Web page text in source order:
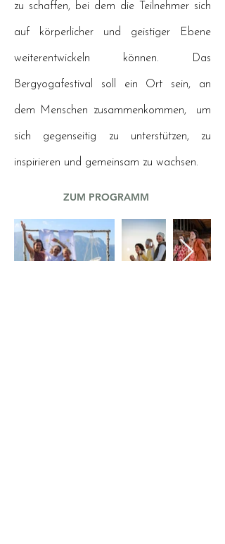
zu schaffen, bei dem die Teilnehmer sich
auf körperlicher und geistiger Ebene
weiterentwickeln können. Das
Bergyogafestival soll ein Ort sein, an
dem Menschen zusammenkommen, um
sich gegenseitig zu unterstützen, zu
inspirieren und gemeinsam zu wachsen.
ZUM PROGRAMM